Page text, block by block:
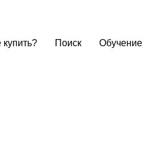
купить? Поиск Обучение